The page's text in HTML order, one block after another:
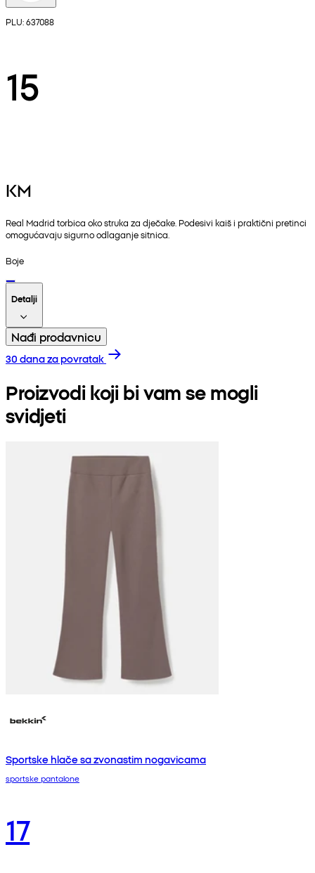
PLU: 637088
15
KM
Real Madrid torbica oko struka za dječake. Podesivi kaiš i praktični pretinci
omogućavaju sigurno odlaganje sitnica.
Boje
Detalji
Nađi prodavnicu
30 dana za povratak
Proizvodi koji bi vam se mogli
svidjeti
Sportske hlače sa zvonastim nogavicama
sportske pantalone
17